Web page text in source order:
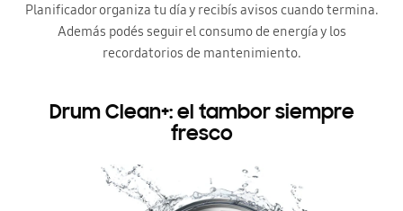
Planificador organiza tu día y recibís avisos cuando termina.
Además podés seguir el consumo de energía y los
recordatorios de mantenimiento.
Drum Clean+: el tambor siempre
fresco